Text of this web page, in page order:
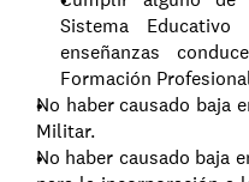
Sistema
enseñanzas
Formación
No haber causado baja
Militar.
No haber causado baja